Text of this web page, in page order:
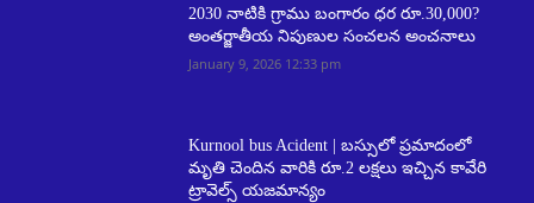
2030 నాటికి గ్రాము బంగారం ధర రూ.30,000?
అంతర్జాతీయ నిపుణుల సంచలన అంచనాలు
January 9, 2026 12:33 pm
Kurnool bus Acident | బస్సులో ప్రమాదంలో
మృతి చెందిన వారికి రూ.2 లక్షలు ఇచ్చిన కావేరి
ట్రావెల్స్ యజమాన్యం